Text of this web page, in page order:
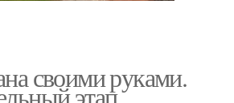
своими руками.